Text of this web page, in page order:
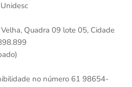
Quadra 09 lote 05, Cidade
no número 61 98654-